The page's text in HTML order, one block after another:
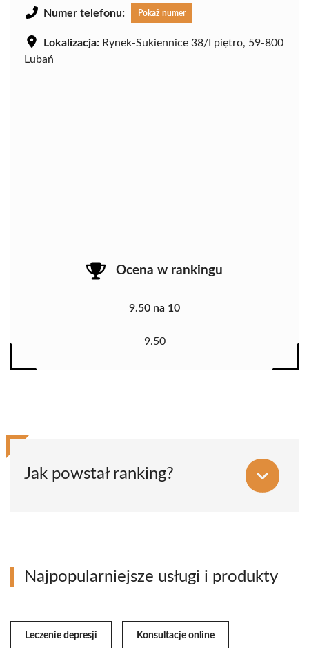
Numer telefonu: Pokaż numer
Lokalizacja: Rynek-Sukiennice 38/I piętro, 59-800
Lubań
Ocena w rankingu
9.50 na 10
9.50
Jak powstał ranking?
Najpopularniejsze usługi i produkty
Leczenie depresji Konsultacje online